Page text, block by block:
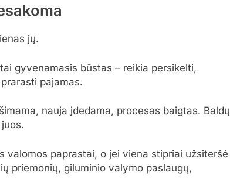
jų.
gyvenamasis būstas – reikia persikelti,
pajamas.
nauja įdedama, procesas baigtas. Baldų
valomos paprastai, o jei viena stipriai užsiteršė
priemonių, giluminio valymo paslaugų,